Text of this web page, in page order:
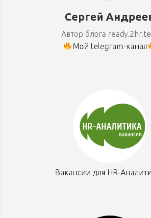
Сергей
Автор блога
Мой telegram-канал
Вакансии для HR-